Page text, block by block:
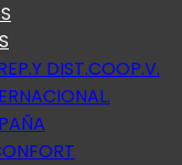
DIST.COOP.V.